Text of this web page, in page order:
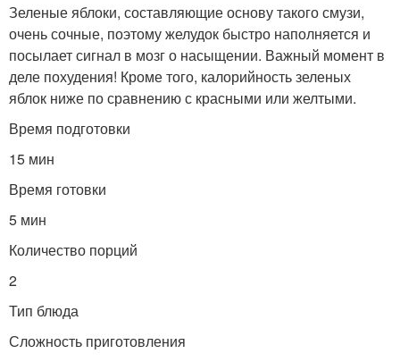
Зеленые яблоки, составляющие основу такого смузи,
очень сочные, поэтому желудок быстро наполняется и
посылает сигнал в мозг о насыщении. Важный момент в
деле похудения! Кроме того, калорийность зеленых
яблок ниже по сравнению с красными или желтыми.
Время подготовки
15 мин
Время готовки
5 мин
Количество порций
2
Тип блюда
Сложность приготовления